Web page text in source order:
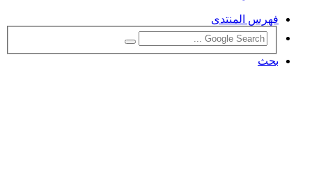
فهرس المنتدى
بحث